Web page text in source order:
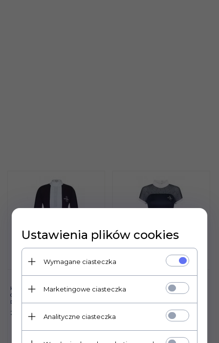
KOSZULKA FAIR PLAY
CLAIRE PEARL LS CZA-BI
DŁUGI RĘKAW
252, 00
KOSZULKA FAIR PLAY
Ustawienia plików cookies
Wymagane ciasteczka
Marketingowe ciasteczka
Analityczne ciasteczka